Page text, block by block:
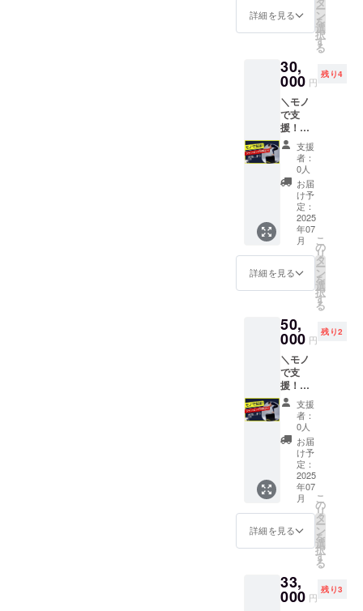
要"と記
入） を
い。 ※
画像は
イメー
ジで
す。実
際に寄
贈いた
だくモ
ノと異
なる場
合があ
りま
す。
望掲示
ない場
合は”明
要"と記
入）
②Twitte
r or
Instagr
am の
ID（紹
介を希
望され
ない場
合は”明
記不
要"と記
入） を
ご記入
画像は
イメー
ジで
す。実
際に寄
贈いた
だくモ
ノと異
なる場
合があ
りま
す。
amで@
てご紹
介させ
て頂き
ます◯
・指導
中に
「いま
○○さん
のおか
げでフ
ルスイ
ングで
きるよ
～」と
か言い
ます◯
備考欄
示を希
望され
合は”明
記不
要"記
載）
②Twitte
r or
Instagr
am の
ID（紹
介を希
望され
ない場
合は”明
記不
要"記
くださ
い。 ※
るリ
ターン
です。
数：２
台 ・モ
ノのど
こかに
ご希望
のお名
前や名
称を記
載させ
て頂き
ます◯
・USIC
Instagr
amで@
メン
ション
て頂き
ます◯
・指導
中に
「いま
○○さん
のおか
げで鍛
えられ
てるよ
～」と
か言い
ます◯
備考欄
に ①希
望掲示
名（掲
合は”明
記不
詳細を見る ー
ン
を
選
択
す
る
30,
000 円
残り4
＼モノ
で支
援！
ジャン
ピング
BOX(小
)／ 野球
塾で日
常的に
う”ジャ
ンピン
グ
BOX(小
)”を寄
贈でき
ターン
です。
必要台
数：４
台 ・モ
ノのど
こかに
ご希望
のお名
前や名
称を記
載させ
て頂き
ます◯
・USIC
の
Instagr
をつけ
てご紹
介させ
支援
者：
0人
お届
け予
定：
2025
年07
月
詳細を見る
こ
の
リ
タ
ー
ン
を
選
択
す
る
50,
000 円
残り2
＼モノ
で支
援！
ジャン
ピング
BOX(大
)／ 野球
塾で日
常的に
う”ジャ
ンピン
グ
BOX(大
)”を寄
贈でき
ターン
です。
必要台
支援
者：
0人
お届
け予
定：
2025
年07
月
詳細を見る
こ
の
リ
タ
ー
ン
を
選
択
す
る
33,
000 円
残り3